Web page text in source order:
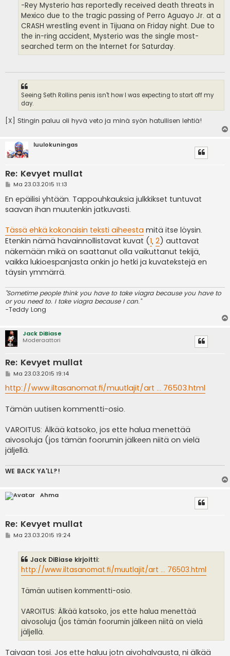
-Rey Mysterio has reportedly received death threats in
Mexico due to the tragic passing of Perro Aguayo Jr. at a
CRASH wrestling event in Tijuana on Friday night. Due to
the in-ring accident, Mysterio was the single most-
searched term on the Internet for Saturday.
Seeing Seth Rollins penis isn't how I was expecting to start off my
day.
[X] Stingin paluu oli hyvä veto ja minä syön hatullisen lehtiä!
luulokuningas
Re: Kevyet mullat
V
e
s
t
Ma 23.03.2015 11:13
En epäilisi yhtään. Tappouhkauksia julkkikset tuntuvat
saavan ihan muutenkin jatkuvasti.
Tässä ehkä kokonaisin teksti aiheesta mitä itse löysin.
Etenkin nämä havainnollistavat kuvat (1, 2) auttavat
näkemään mikä on saattanut olla vaikuttanut tekijä,
vaikka lukioespanjasta onkin jo hetki ja kuvatekstejä en
täysin ymmärrä.
"Sometime people think you have to take viagra because you have to
or you need to. I take viagra because I can."
-Teddy Long
Jack DiBiase
Moderaattori
Re: Kevyet mullat
V
e
s
i
Ma 23.03.2015 19:14
http://www.iltasanomat.fi/muutlajit/art ... 76503.html
Tämän uutisen kommentti-osio.
VAROITUS: Älkää katsoko, jos ette halua menettää
aivosoluja (jos tämän foorumin jälkeen niitä on vielä
jäljellä.
WE BACK YA'LL?!
Ahma
Re: Kevyet mullat
VMa 23.03.2015 19:24
Jack DiBiase kirjoitti:
http://www.iltasanomat.fi/muutlajit/art ... 76503.html
Tämän uutisen kommentti-osio.
VAROITUS: Älkää katsoko, jos ette halua menettää
aivosoluja (jos tämän foorumin jälkeen niitä on vielä
jäljellä.
Taivaan tosi. Jos ette haluu jotn aivohalvausta, ni älkää